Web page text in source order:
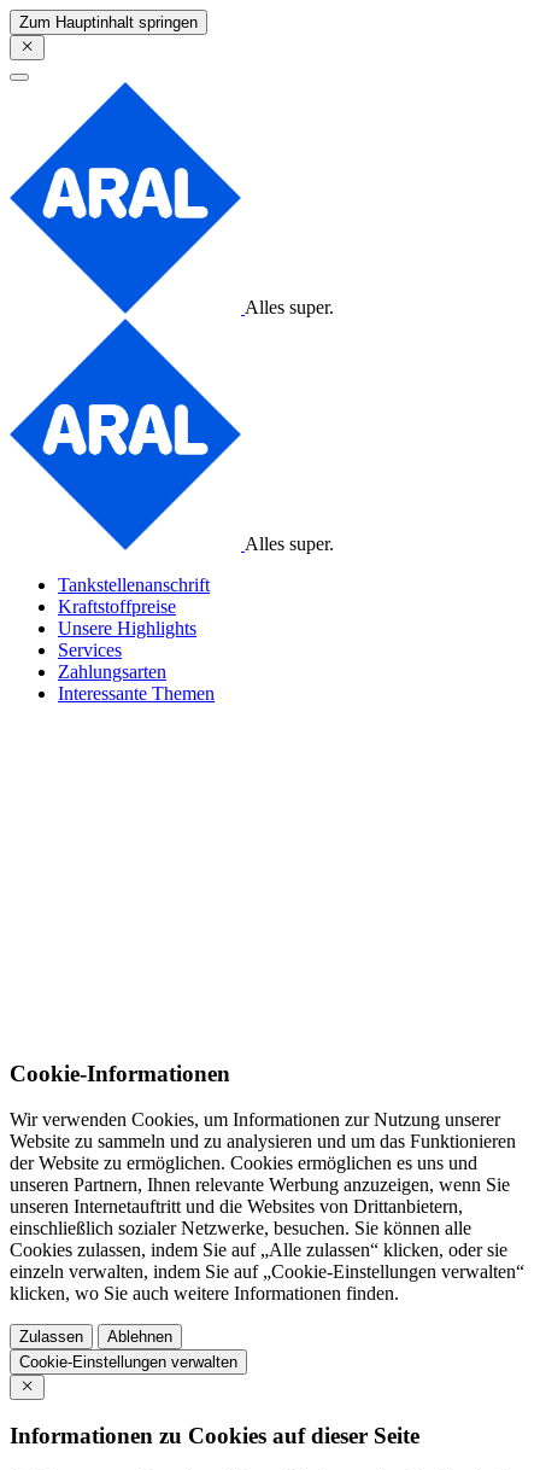
Zum Hauptinhalt springen
Alles super.
Alles super.
Tankstellenanschrift
Kraftstoffpreise
Unsere Highlights
Services
Zahlungsarten
Interessante Themen
Cookie-Informationen
Wir verwenden Cookies, um Informationen zur Nutzung unserer
Website zu sammeln und zu analysieren und um das Funktionieren
der Website zu ermöglichen. Cookies ermöglichen es uns und
unseren Partnern, Ihnen relevante Werbung anzuzeigen, wenn Sie
unseren Internetauftritt und die Websites von Drittanbietern,
einschließlich sozialer Netzwerke, besuchen. Sie können alle
Cookies zulassen, indem Sie auf „Alle zulassen“ klicken, oder sie
einzeln verwalten, indem Sie auf „Cookie-Einstellungen verwalten“
klicken, wo Sie auch weitere Informationen finden.
Zulassen
Ablehnen
Cookie-Einstellungen verwalten
Informationen zu Cookies auf dieser Seite